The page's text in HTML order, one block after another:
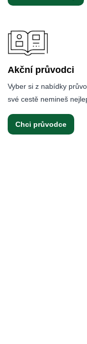
Akční průvodci
Vyber si z nabídky
své cestě nemineš
Chci průvodce